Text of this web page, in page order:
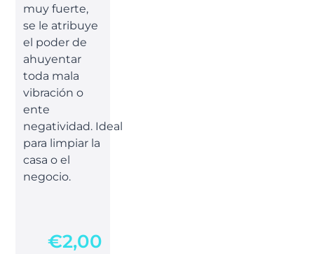
muy fuerte,
se le atribuye
el poder de
ahuyentar
toda mala
vibración o
ente
negatividad. Ideal
para limpiar la
casa o el
negocio.
€2,00